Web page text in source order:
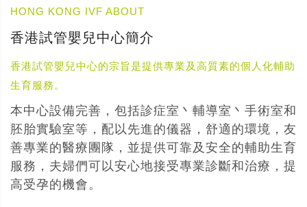
HONG KONG IVF ABOUT
香港試管嬰兒中心簡介
香港試管嬰兒中心的宗旨是提供專業及高質素的個人化輔助
生育服務。
本中心設備完善，包括診症室丶輔導室丶手術室和
胚胎實驗室等，配以先進的儀器，舒適的環境，友
善專業的醫療團隊，並提供可靠及安全的輔助生育
服務，夫婦們可以安心地接受專業診斷和治療，提
高受孕的機會。